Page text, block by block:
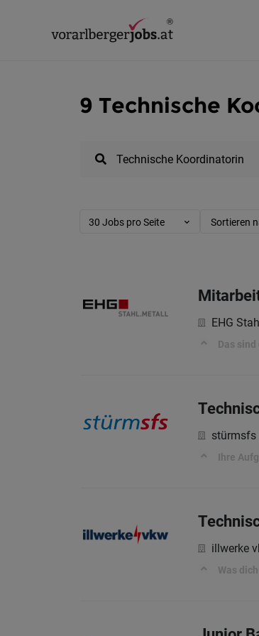
9 Technische
30 Jobs pro Seite Sortieren
EHG
Das
stürmsfs
Ihre
illwerke
Was